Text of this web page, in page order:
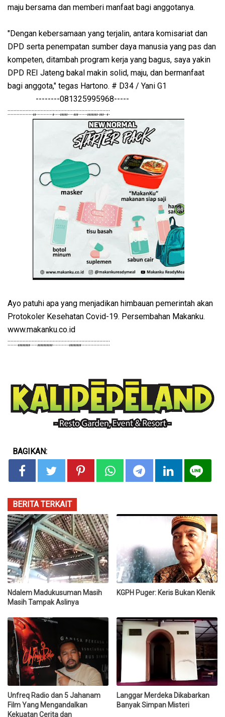
maju bersama dan memberi manfaat bagi anggotanya.
"Dengan kebersamaan yang terjalin, antara komisariat dan
DPD serta penempatan sumber daya manusia yang pas dan
kompeten, ditambah program kerja yang bagus, saya yakin
DPD REI Jateng bakal makin solid, maju, dan bermanfaat
bagi anggota," tegas Hartono. # D34 / Yani G1
--------081325995968-----
:::::::::::::::::;;:::::::::::;::::;;;;;::::;;;::::::;;;;;;;:;;;::;:
Ayo patuhi apa yang menjadikan himbauan pemerintah akan
Protokoler Kesehatan Covid-19. Persembahan Makanku.
www.makanku.co.id
:::::::;;;;;;;;:::::;;;;;;;;;;:::::::::::;;;;;;;;:::::::::::::::::::
BAGIKAN:
BERITA TERKAIT
Ndalem Madukusuman Masih
Masih Tampak Aslinya
KGPH Puger: Keris Bukan Klenik
Unfreq Radio dan 5 Jahanam
Film Yang Mengandalkan
Kekuatan Cerita dan
Langgar Merdeka Dikabarkan
Banyak Simpan Misteri